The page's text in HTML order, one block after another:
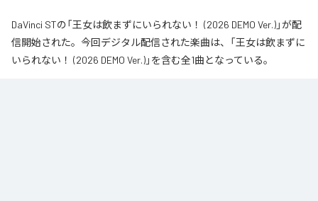
DaVinci STの「王女は飲まずにいられない！ (2026 DEMO Ver.)」が配
信開始された。今回デジタル配信された楽曲は、「王女は飲まずに
いられない！ (2026 DEMO Ver.)」を含む全1曲となっている。